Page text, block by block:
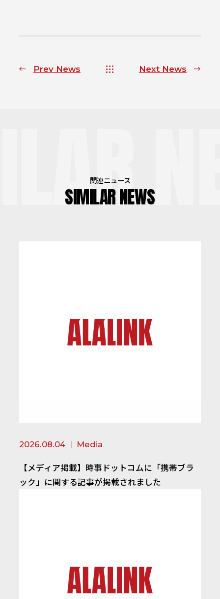
Prev News Next News
関連ニュース
SIMILAR NEWS
2026.08.04 Media
【メディア掲載】時事ドットコムに「携帯ブラ
ック」に関する記事が掲載されました